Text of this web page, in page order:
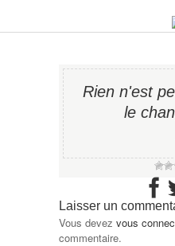
Rien n'est
le
Laisser un
Vous devez vous
commentaire.